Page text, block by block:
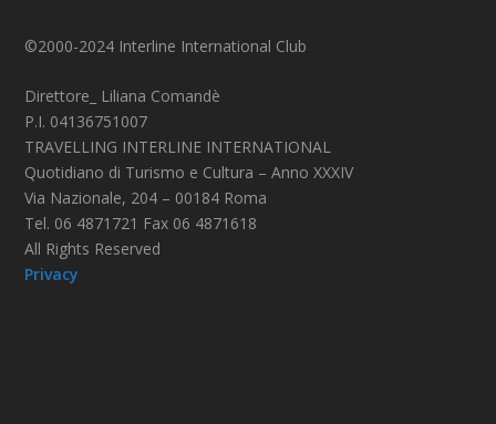
©2000-2024 Interline International Club
Direttore_ Liliana Comandè
P.I. 04136751007
TRAVELLING INTERLINE INTERNATIONAL
Quotidiano di Turismo e Cultura – Anno XXXIV
Via Nazionale, 204 – 00184 Roma
Tel. 06 4871721 Fax 06 4871618
All Rights Reserved
Privacy